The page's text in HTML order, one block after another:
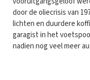
door de oliecrisis van
lichten en duurdere
garagist in het
nadien nog veel meer